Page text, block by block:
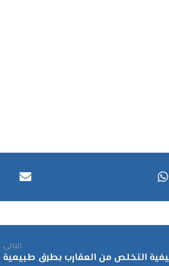
التالي
التخلص من العقارب بطرق طبيعية